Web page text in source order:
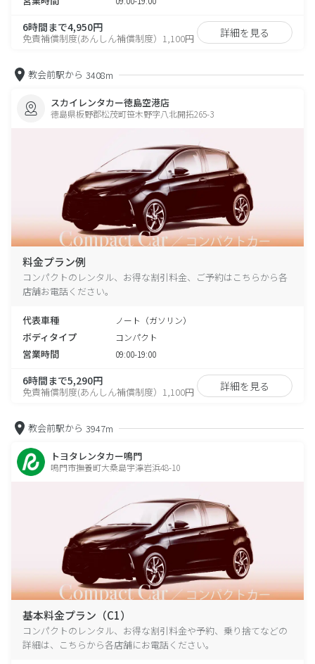
6時間まで4,950円
免責補償制度(あんしん補償制度）1,100円 詳細を見る
教会前駅から 3408m
スカイレンタカー徳島空港店
徳島県板野郡松茂町笹木野字八北開拓265-3
料金プラン例
コンパクトのレンタル、お得な割引料金、ご予約はこちらから各
店舗お電話ください。
代表車種 ノート（ガソリン）
ボディタイプ コンパクト
営業時間 09:00-19:00
6時間まで5,290円
免責補償制度(あんしん補償制度）1,100円 詳細を見る
教会前駅から 3947m
トヨタレンタカー鳴門
鳴門市撫養町大桑島宇濘岩浜48-10
基本料金プラン（C1）
コンパクトのレンタル、お得な割引料金や予約、乗り捨てなどの
詳細は、こちらから各店舗にお電話ください。